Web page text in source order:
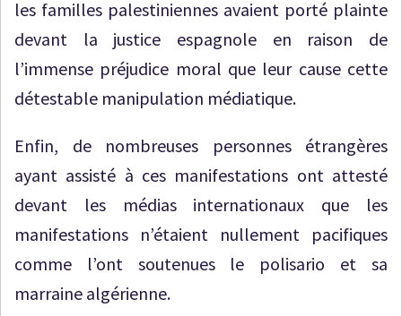
les familles palestiniennes avaient porté plainte
devant la justice espagnole en raison de
l’immense préjudice moral que leur cause cette
détestable manipulation médiatique.
Enfin, de nombreuses personnes étrangères
ayant assisté à ces manifestations ont attesté
devant les médias internationaux que les
manifestations n’étaient nullement pacifiques
comme l’ont soutenues le polisario et sa
marraine algérienne.